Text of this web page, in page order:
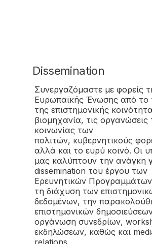
Dissemination
Συνεργαζόμαστε με φορείς
Ευρωπαϊκής Ένωσης από το
της επιστημονικής
βιομηχανία, τις οργανώσεις
κοινωνίας των
πολιτών, κυβερνητικούς
αλλά και το ευρύ κοινό. Οι
μας καλύπτουν την ανάγκη
dissemination του έργου των
Ερευνητικών
τη διάχυση των
δεδομένων, την
επιστημονικών
οργάνωση συνεδρίων,
εκδηλώσεων, καθώς και
relations.